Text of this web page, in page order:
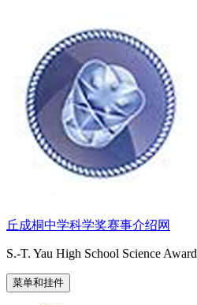
丘成桐中学科学奖赛事介绍网
S.-T. Yau High School Science Award
菜单和挂件